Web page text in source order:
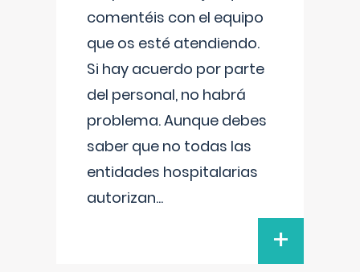
comentéis con el equipo
que os esté atendiendo.
Si hay acuerdo por parte
del personal, no habrá
problema. Aunque debes
saber que no todas las
entidades hospitalarias
autorizan...
+